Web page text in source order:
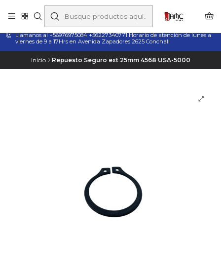
Taladros Magnéticos en Chile | Venta, Arriendo y Servicio
Técnico
Llamanos al +56976975084 +56227340771 Horario de atención de lunes a
viernes de 9 a 17Hrs en Avenida Zapadores 2625 Conchali
Inicio Repuesto Seguro ext 25mm 4568 USA-5000